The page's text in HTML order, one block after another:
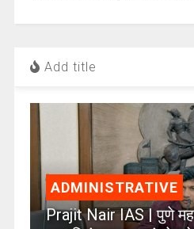
Add title
ADMINISTRATIVE
Prajit Nair IAS | पुणे